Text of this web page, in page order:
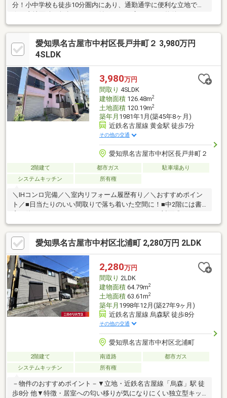
分！小中学校も徒歩10分圏内にあり、通勤通学に便利な立地です
☆・土地面積65坪超、8LDK+納戸という広々とした物件です！二
世帯住宅など人数が多いご家族でも住んでいただけます♪・1階に
水回りとLDK、3部屋を配置しているので階段を極力使わずに生活
することも可能。・お車は並列で2台駐車していただける上、ガレ
ージがついているので雨に濡れる心配もありません☆・納戸と屋
軽にしまうことができます！・角地のため日当たり・風通し良好
です◎・周辺は閑静な住宅街で住み良い環境です！
愛知県名古屋市中村区長戸井町２ 3,980万円
4SLDK
3,980万円
間取り 4SLDK
建物面積126.48m2
土地面積120.19m2
築年月 1981年1月(築45年8ヶ月)
近鉄名古屋線 黄金駅 徒歩7分
その他の交通
愛知県名古屋市中村区長戸井町２
2階建て 都市ガス
駐車場あり
システムキッチン
所有権
＼IHコンロ完備／＼室内リフォーム履歴有り／＼おすすめポイン
ト／■日当たりのいい間取りで落ち着いた空間に！■中2階には書
ン！！＼周辺施設の利便性良好です！／◇米野小学校まで・・・
徒歩11分！◇黄金中学校まで・・・徒歩11分！◇業務スーパー黄
金店まで・・・徒歩6分！◇平和堂豊成店まで・・・徒歩11分！
愛知県名古屋市中村区北浦町 2,280万円 2LDK
2,280万円
間取り 2LDK
建物面積64.79m2
土地面積63.61m2
築年月 1998年12月(築27年9ヶ月)
近鉄名古屋線 烏森駅 徒歩8分
その他の交通
愛知県名古屋市中村区北浦町
2階建て 南道路
都市ガス
システムキッチン
所有権
－物件のおすすめポイント－▼立地・近鉄名古屋線「烏森」駅 徒
歩8分 他▼特徴・居室への匂い移りが気になりにくい独立型キッ